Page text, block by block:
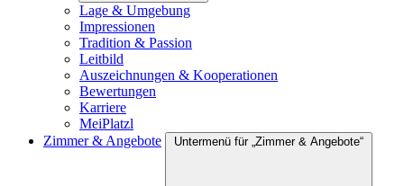
Lage & Umgebung
Impressionen
Tradition & Passion
Leitbild
Auszeichnungen & Kooperationen
Bewertungen
Karriere
MeiPlatzl
Zimmer & Angebote
Untermenü für „Zimmer & Angebote“